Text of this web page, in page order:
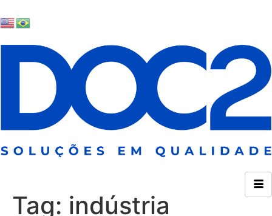
Tag: indústria